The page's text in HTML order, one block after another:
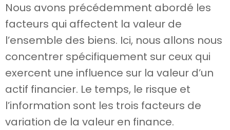
Nous avons précédemment abordé les
facteurs qui affectent la valeur de
l’ensemble des biens. Ici, nous allons nous
concentrer spécifiquement sur ceux qui
exercent une influence sur la valeur d’un
actif financier. Le temps, le risque et
l’information sont les trois facteurs de
variation de la valeur en finance.